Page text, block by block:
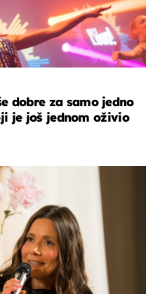
dobre za samo jedno
je još jednom oživio